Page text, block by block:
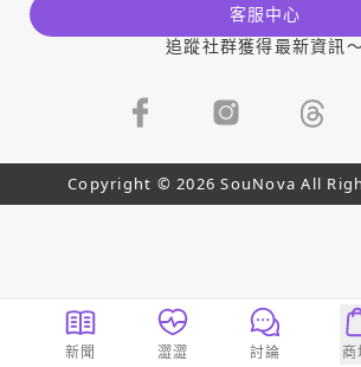
客服中心
追蹤社群獲得最新資訊
Copyright © 2026 SouNova All
新聞 澀澀 討論 商